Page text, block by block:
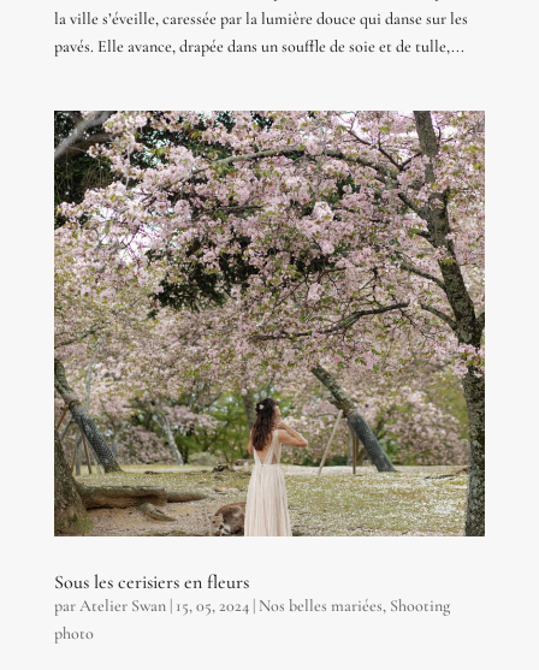
la ville s’éveille, caressée par la lumière douce qui danse sur les
pavés. Elle avance, drapée dans un souffle de soie et de tulle,...
Sous les cerisiers en fleurs
parAtelier Swan| 15, 05, 2024| Nos belles mariées, Shooting
photo